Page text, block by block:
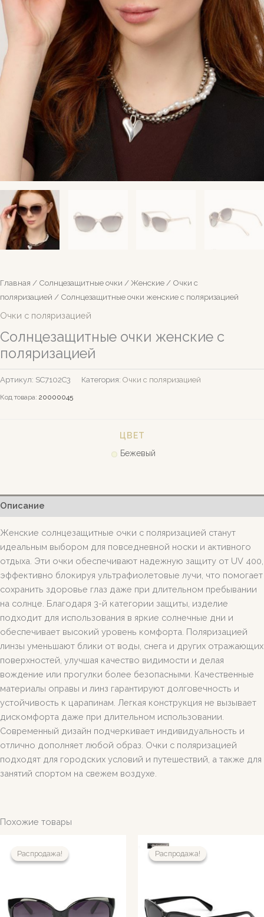
Главная / Солнцезащитные очки / Женские / Очки с
поляризацией / Солнцезащитные очки женские с поляризацией
Очки с поляризацией
Солнцезащитные очки женские с
поляризацией
Артикул: SC7102C3 Категория: Очки с поляризацией
Код товара: 20000045
ЦВЕТ
Бежевый
Описание
Женские солнцезащитные очки с поляризацией станут
идеальным выбором для повседневной носки и активного
отдыха. Эти очки обеспечивают надежную защиту от UV 400,
эффективно блокируя ультрафиолетовые лучи, что помогает
сохранить здоровье глаз даже при длительном пребывании
на солнце. Благодаря 3-й категории защиты, изделие
подходит для использования в яркие солнечные дни и
обеспечивает высокий уровень комфорта. Поляризацией
линзы уменьшают блики от воды, снега и других отражающих
поверхностей, улучшая качество видимости и делая
вождение или прогулки более безопасными. Качественные
материалы оправы и линз гарантируют долговечность и
устойчивость к царапинам. Легкая конструкция не вызывает
дискомфорта даже при длительном использовании.
Современный дизайн подчеркивает индивидуальность и
отлично дополняет любой образ. Очки с поляризацией
подходят для городских условий и путешествий, а также для
занятий спортом на свежем воздухе.
Похожие товары
Распродажа!
Распродажа! Распродажа!
Распродажа!